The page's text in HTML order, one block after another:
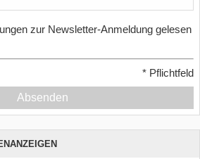
zur Newsletter-Anmeldung gelesen
* Pflichtfeld
Absenden